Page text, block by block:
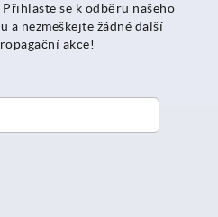
se k odběru našeho
nezmeškejte žádné další
akce!